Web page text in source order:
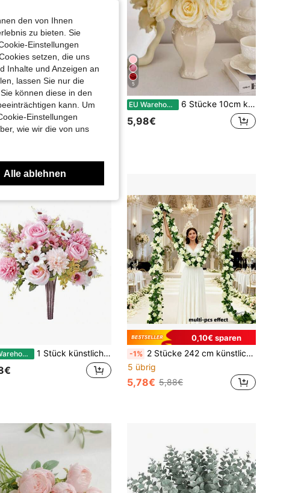
3,11€
5
EU Warehouse 6 Stücke 10cm künstliche Seidenrosen, Künstlicher Rosenstrauß, geeignet für Braut-Hochzeit, Kränze, Tischdekoration, Partys, Heim- und Küchendekoration
5,98€
EU Warehouse 1 Stück künstliche Pfingstrosen-Seiden-Chrysanthemen-Blumenstrauß, Herbstdekoration für Vasen, Zuhause, Hochzeit, Restaurant, Schlafzimmer, Feiertage, Geburtstagsparty, Garten Outdoor
0,10€ sparen
-1% 2 Stücke 242 cm künstlicher Rosenranken Kranz, bogenförmiger Frühlingsblumen Kranz, geeignet für Weihnachtsdekoration, Restauranttisch Dekoration, Heimfeier, Garten Kulisse, Verlobungszeremonie, Valentinstag, Ostern, Thanksgiving, St. Patrick's Day, Ramadan, Hotel- und Bürodekoration, Gästezimmer Party Hochzeitsdekoration, Neujahrsdekoration
5 übrig
5,78€ 5,88€
den von Ihnen
zu bieten. Sie
Einstellungen
setzen, die uns
Inhalte und Anzeigen an
lassen Sie nur die
können diese in den
kann. Um
Einstellungen
wie wir die von uns
Alle ablehnen